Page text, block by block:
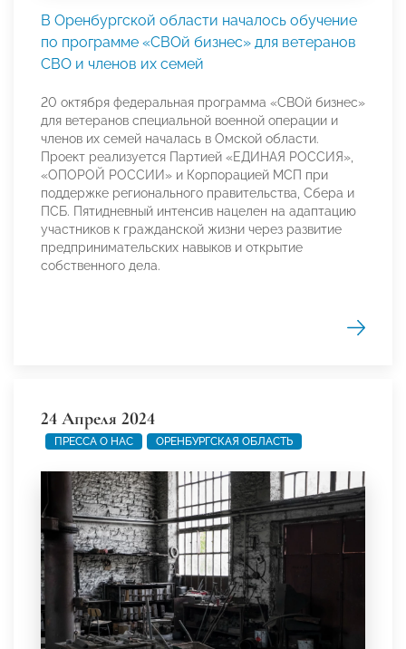
В Оренбургской области началось обучение
по программе «СВОй бизнес» для ветеранов
СВО и членов их семей
20 октября федеральная программа «СВОй бизнес»
для ветеранов специальной военной операции и
членов их семей началась в Омской области.
Проект реализуется Партией «ЕДИНАЯ РОССИЯ»,
«ОПОРОЙ РОССИИ» и Корпорацией МСП при
поддержке регионального правительства, Сбера и
ПСБ. Пятидневный интенсив нацелен на адаптацию
участников к гражданской жизни через развитие
предпринимательских навыков и открытие
собственного дела.
24 Апреля 2024
ПРЕССА О НАС ОРЕНБУРГСКАЯ ОБЛАСТЬ